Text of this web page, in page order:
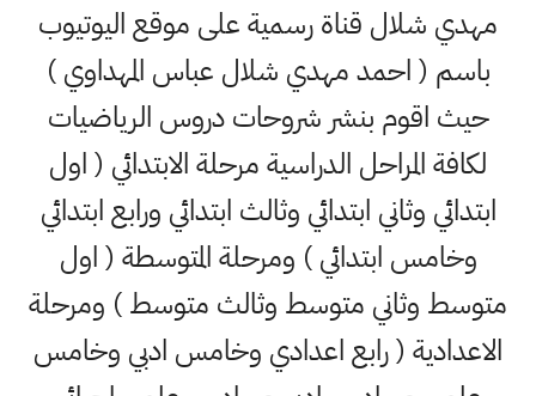
مهدي شلال قناة رسمية على موقع اليوتيوب
باسم ( احمد مهدي شلال عباس المهداوي )
حيث اقوم بنشر شروحات دروس الرياضيات
لكافة المراحل الدراسية مرحلة الابتدائي ( اول
ابتدائي وثاني ابتدائي وثالث ابتدائي ورابع ابتدائي
وخامس ابتدائي ) ومرحلة المتوسطة ( اول
متوسط وثاني متوسط وثالث متوسط ) ومرحلة
الاعدادية ( رابع اعدادي وخامس ادبي وخامس